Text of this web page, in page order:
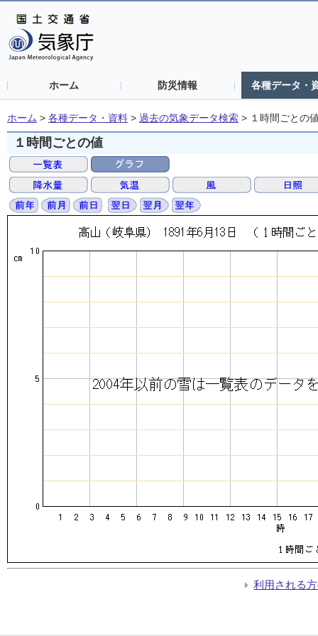
ホーム 防災情報 各種データ・
ホーム > 各種データ・資料 > 過去の気象データ検索 > １時間ごとの
１時間ごとの値
利用される